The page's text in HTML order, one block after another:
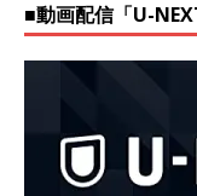
■動画配信「U-